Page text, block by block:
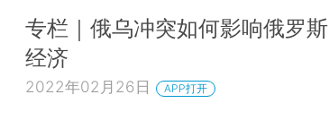
专栏｜俄乌冲突如何影响俄罗斯
经济
2022年02月26日 APP打开